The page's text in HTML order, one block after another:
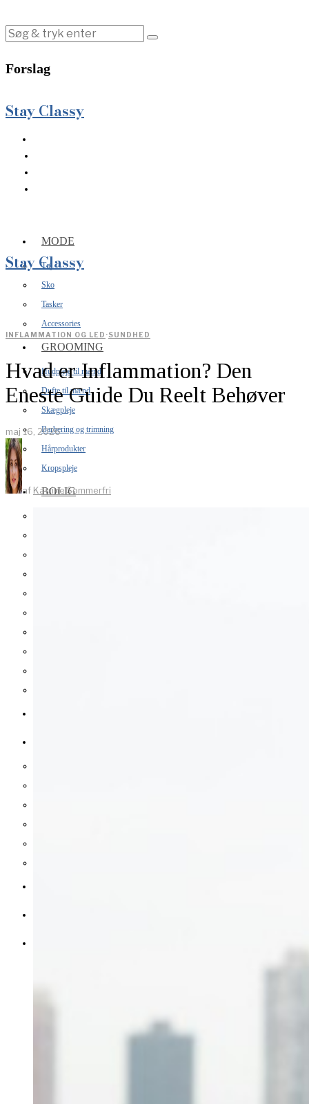
Forslag
Stay Classy
MODE
Tøj
Sko
Tasker
Accessories
GROOMING
Hudpleje til mænd
Dufte til mænd
Skægpleje
Barbering og trimning
Hårprodukter
Kropspleje
BOLIG
Stay Classy
INFLAMMATION OG LED ·SUNDHED
Hvad er Inflammation? Den
Eneste Guide Du Reelt Behøver
maj 16, 2026
af Katrine Sommerfri